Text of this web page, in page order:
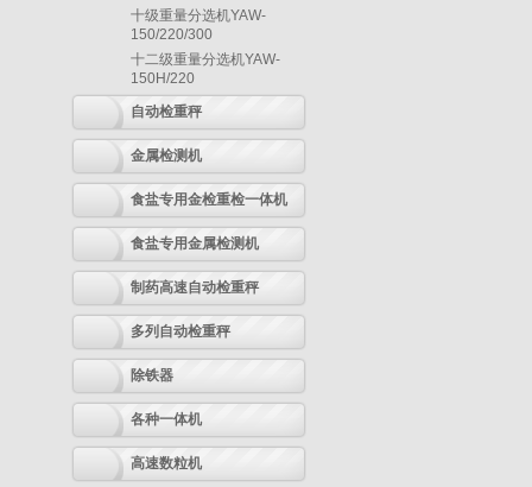
十级重量分选机YAW-
150/220/300
十二级重量分选机YAW-
150H/220
自动检重秤
金属检测机
食盐专用金检重检一体机
食盐专用金属检测机
制药高速自动检重秤
多列自动检重秤
除铁器
各种一体机
高速数粒机